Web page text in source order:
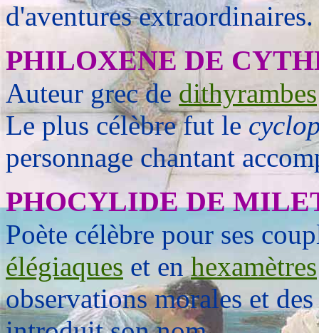
d'aventures extraordinaires.
PHILOXENE DE
Auteur grec de dithyrambes
Le plus célèbre fut le
personnage chantant
PHOCYLIDE DE
Poète célèbre pour ses
élégiaques et en hexamètres
observations morales et